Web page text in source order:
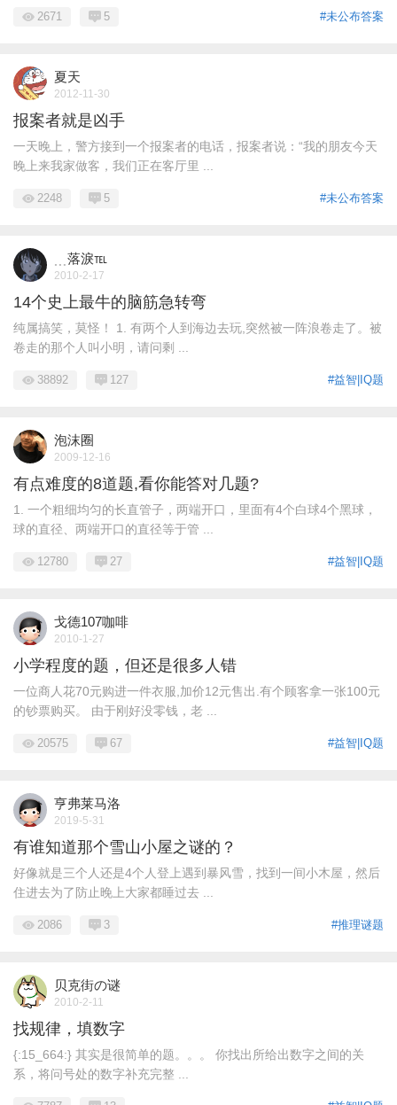
#未公布答案
2671 5
夏天
2012-11-30
报案者就是凶手
一天晚上，警方接到一个报案者的电话，报案者说：“我的朋友今天
晚上来我家做客，我们正在客厅里 ...
#未公布答案
2248 5
﹍落淚℡
2010-2-17
14个史上最牛的脑筋急转弯
纯属搞笑，莫怪！ 1. 有两个人到海边去玩,突然被一阵浪卷走了。被
卷走的那个人叫小明，请问剩 ...
#益智|IQ题
38892 127
泡沫圈
2009-12-16
有点难度的8道题,看你能答对几题?
1. 一个粗细均匀的长直管子，两端开口，里面有4个白球4个黑球，
球的直径、两端开口的直径等于管 ...
#益智|IQ题
12780 27
戈德107咖啡
2010-1-27
小学程度的题，但还是很多人错
一位商人花70元购进一件衣服,加价12元售出.有个顾客拿一张100元
的钞票购买。 由于刚好没零钱，老 ...
#益智|IQ题
20575 67
亨弗莱马洛
2019-5-31
有谁知道那个雪山小屋之谜的？
好像就是三个人还是4个人登上遇到暴风雪，找到一间小木屋，然后
住进去为了防止晚上大家都睡过去 ...
#推理谜题
2086 3
贝克街の谜
2010-2-11
找规律，填数字
{:15_664:} 其实是很简单的题。。。 你找出所给出数字之间的关
系，将问号处的数字补充完整 ...